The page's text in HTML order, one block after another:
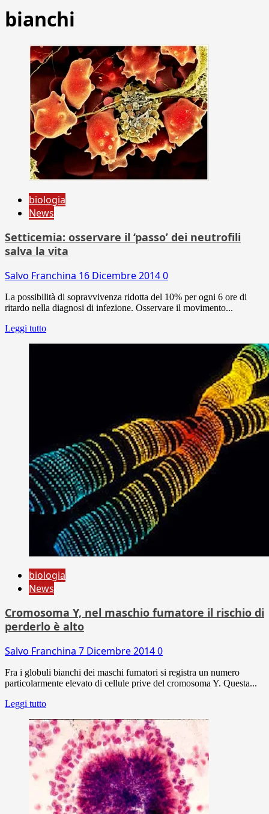
bianchi
biologia
News
Setticemia: osservare il ‘passo’ dei neutrofili
salva la vita
Salvo Franchina 16 Dicembre 20140
La possibilità di sopravvivenza ridotta del 10% per ogni 6 ore di
ritardo nella diagnosi di infezione. Osservare il movimento...
Leggi tutto
biologia
News
Cromosoma Y, nel maschio fumatore il rischio di
perderlo è alto
Salvo Franchina 7 Dicembre 20140
Fra i globuli bianchi dei maschi fumatori si registra un numero
particolarmente elevato di cellule prive del cromosoma Y. Questa...
Leggi tutto